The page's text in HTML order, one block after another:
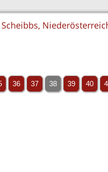
36 37 38 39 40